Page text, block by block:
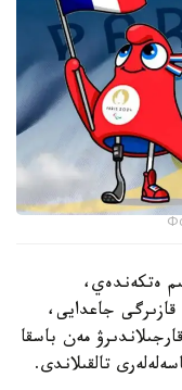
ەتكەندەي،
قازىرگى جاعدايى،
مەن باسقا
تالقىلاندى.